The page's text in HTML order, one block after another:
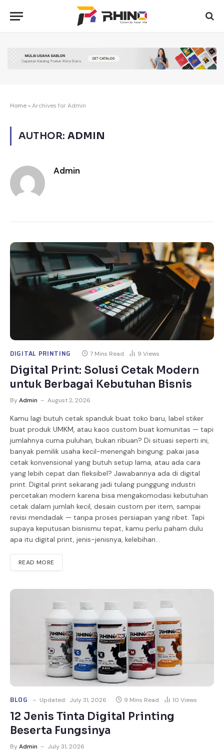
Home »Archives for Admin
AUTHOR: ADMIN
Admin
DIGITAL PRINTING 7 Mins Read 9Views
Digital Print: Solusi Cetak Modern
untuk Berbagai Kebutuhan Bisnis
ByAdmin August 2, 2026
Kamu lagi butuh cetak spanduk buat toko baru, label stiker
buat produk UMKM, atau kaos custom buat komunitas — tapi
jumlahnya cuma puluhan, bukan ribuan? Di situasi seperti ini,
banyak pemilik usaha kecil-menengah bingung: pakai jasa
cetak konvensional yang butuh setup lama, atau ada cara
yang lebih cepat dan fleksibel? Jawabannya ada di digital
print. Digital print sekarang jadi tulang punggung industri
percetakan modern karena bisa mengakomodasi kebutuhan
cetak dalam jumlah kecil, desain custom per item, sampai
revisi mendadak — tanpa proses persiapan yang ribet. Tapi
supaya keputusan bisnismu tepat, kamu perlu paham dulu
apa itu digital print, jenis-jenisnya, kelebihan…
READ MORE
BLOG Updated: July 31, 2026 9 Mins Read 10 Views
12 Jenis Tinta Digital Printing
Beserta Fungsinya
ByAdmin July 31, 2026